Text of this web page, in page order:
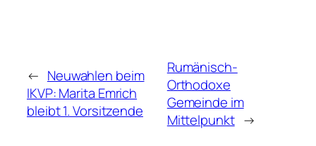
← Neuwahlen beim
IKVP: Marita Emrich
bleibt 1. Vorsitzende
Rumänisch-
Orthodoxe
Gemeinde im
Mittelpunkt →